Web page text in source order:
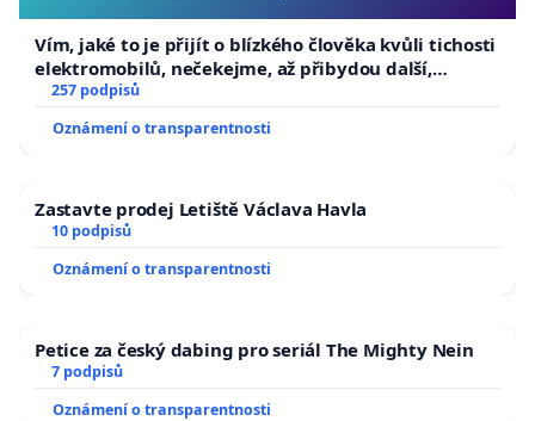
Vím, jaké to je přijít o blízkého člověka kvůli tichosti
elektromobilů, nečekejme, až přibydou další,
zaveďme slyšitelná auta!
257 podpisů
Oznámení o transparentnosti
Zastavte prodej Letiště Václava Havla
10 podpisů
Oznámení o transparentnosti
Petice za český dabing pro seriál The Mighty Nein
7 podpisů
Oznámení o transparentnosti